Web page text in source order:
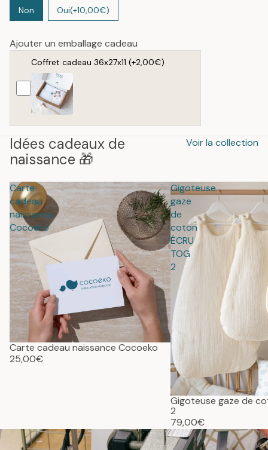
Non Oui(+10,00€)
Ajouter un emballage cadeau
Coffret cadeau 36x27x11 (+2,00€)
Idées cadeaux de
naissance 🎁
Voir la collection
Carte
cadeau
naissance
Cocoeko
Carte cadeau naissance Cocoeko
25,00€
Gigoteuse
gaze
de
coton
ÉCRU
TOG
2
Gigoteuse gaze de
2
79,00€